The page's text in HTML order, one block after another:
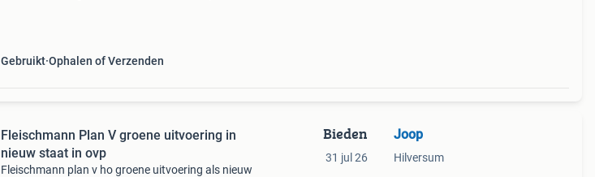
Gebruikt Ophalen of Verzenden
Fleischmann Plan V groene uitvoering in
nieuw staat in ovp
Fleischmann plan v ho groene uitvoering als nieuw
Bieden
31 jul 26
Joop
Hilversum